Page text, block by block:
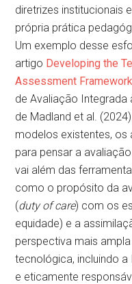
diretrizes institucionais
própria prática
Um exemplo desse
artigo Developing the
Assessment Framework
de Avaliação Integrada
de Madland et al.
modelos existentes, os
para pensar a
vai além das
como o propósito da
(duty of care) com os
equidade) e a
perspectiva mais
tecnológica, incluindo
e eticamente